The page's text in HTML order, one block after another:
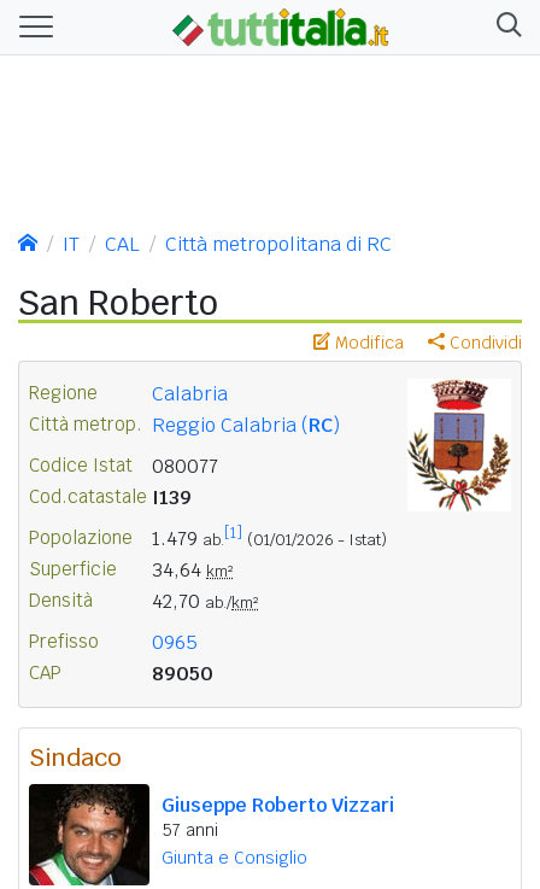
IT CAL Città metropolitana di RC
San Roberto
Modifica Condividi
Regione Calabria
Città metrop. Reggio Calabria (RC)
Codice Istat 080077
Cod.catastale I139
Popolazione 1.479 ab. [1] (01/01/2026 - Istat)
Superficie 34,64 km²
Densità 42,70 ab./km²
Prefisso 0965
CAP 89050
Sindaco
Giuseppe Roberto Vizzari
57 anni
Giunta e Consiglio